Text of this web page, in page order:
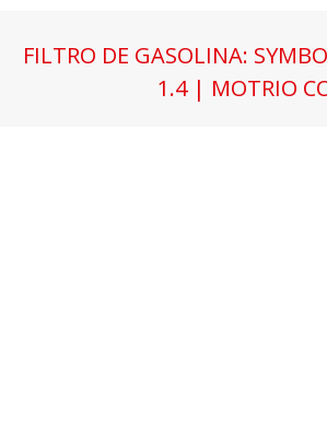
FILTRO DE GASOLINA:
1.4 | MOTRIO